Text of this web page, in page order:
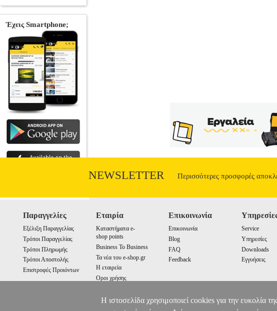
NEWSLETTER Περισσότερες προσφορές
Παραγγελίες
Εξέλιξη Παραγγελίας
Τρόποι Παραγγελίας
Τρόποι Πληρωμής
Τρόποι Αποστολής
Επιστροφές Προιόντων
Εταιρία
Καταστήματα e-
shop points
Business To Business
Τα νέα του e-shop.gr
Η εταιρεία
Οροι χρήσης
Επικοινωνία
Επικοινωνία
Blog
FAQ
Feedback
Service
Υπηρεσίες
Downloads
Εγγυήσεις
Η ιστοσελίδα χρησιμοποιεί cookies για την ευκολία